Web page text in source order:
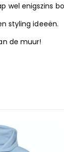
enigszins
styling ideeën.
de muur!